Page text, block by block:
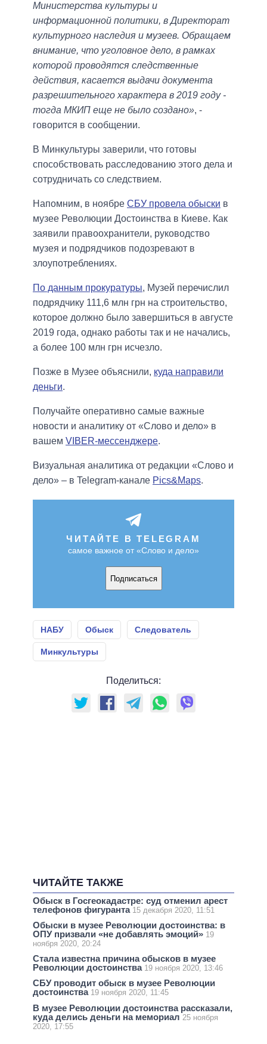
Министерства культуры и
информационной политики, в Директорат
культурного наследия и музеев. Обращаем
внимание, что уголовное дело, в рамках
которой проводятся следственные
действия, касается выдачи документа
разрешительного характера в 2019 году -
тогда МКИП еще не было создано», -
говорится в сообщении.
В Минкультуры заверили, что готовы
способствовать расследованию этого дела и
сотрудничать со следствием.
Напомним, в ноябре СБУ провела обыски в
музее Революции Достоинства в Киеве. Как
заявили правоохранители, руководство
музея и подрядчиков подозревают в
злоупотреблениях.
По данным прокуратуры, Музей перечислил
подрядчику 111,6 млн грн на строительство,
которое должно было завершиться в августе
2019 года, однако работы так и не начались,
а более 100 млн грн исчезло.
Позже в Музее объяснили, куда направили
деньги.
Получайте оперативно самые важные
новости и аналитику от «Слово и дело» в
вашем VIBER-мессенджере.
Визуальная аналитика от редакции «Слово и
дело» – в Telegram-канале Pics&Maps.
ЧИТАЙТЕ В TELEGRAM
самое важное от «Слово и дело»
Подписаться
НАБУ Обыск Следователь
Минкультуры
Поделиться:
ЧИТАЙТЕ ТАКЖЕ
Обыск в Госгеокадастре: суд отменил арест
телефонов фигуранта 15 декабря 2020, 11:51
Обыски в музее Революции достоинства: в
ОПУ призвали «не добавлять эмоций» 19
ноября 2020, 20:24
Стала известна причина обысков в музее
Революции достоинства 19 ноября 2020, 13:46
СБУ проводит обыск в музее Революции
достоинства 19 ноября 2020, 11:45
В музее Революции достоинства рассказали,
куда делись деньги на мемориал 25 ноября
2020, 17:55